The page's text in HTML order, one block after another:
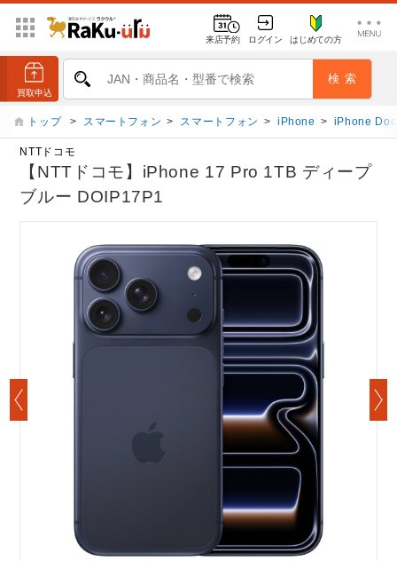
来店予約 ログイン はじめての方
トップ > スマートフォン > スマートフォン > iPhone > iPhone
NTTドコモ
【NTTドコモ】iPhone 17 Pro 1TB ディープ
ブルー DOIP17P1